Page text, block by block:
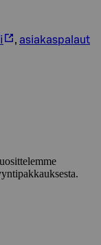
, asiakaspalaut